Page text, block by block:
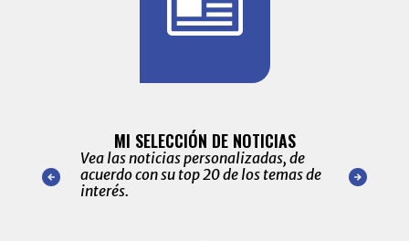
nuestro
para
MI SELECCIÓN DE NOTICIAS
Vea las noticias personalizadas, de
acuerdo con su top 20 de los temas de
interés.
de las